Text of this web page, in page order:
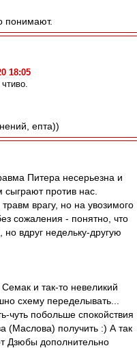
понимают.
18:05
епта))
Питера несерьезна и
против нас.
врагу, но на увозимого
сожаления - понятно, что
но вдруг недельку-другую
и так-то невеликий
схему переделывать...
чуть побольше спокойствия
(Маслова) получить :) А так
Дзюбы дополнительно